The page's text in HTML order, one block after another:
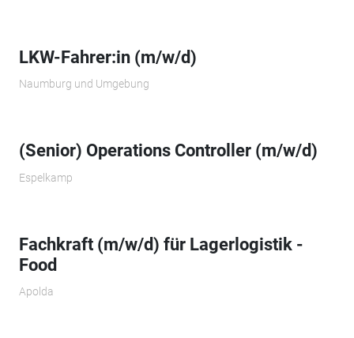
LKW-Fahrer:in (m/w/d)
Naumburg und Umgebung
(Senior) Operations Controller (m/w/d)
Espelkamp
Fachkraft (m/w/d) für Lagerlogistik -
Food
Apolda